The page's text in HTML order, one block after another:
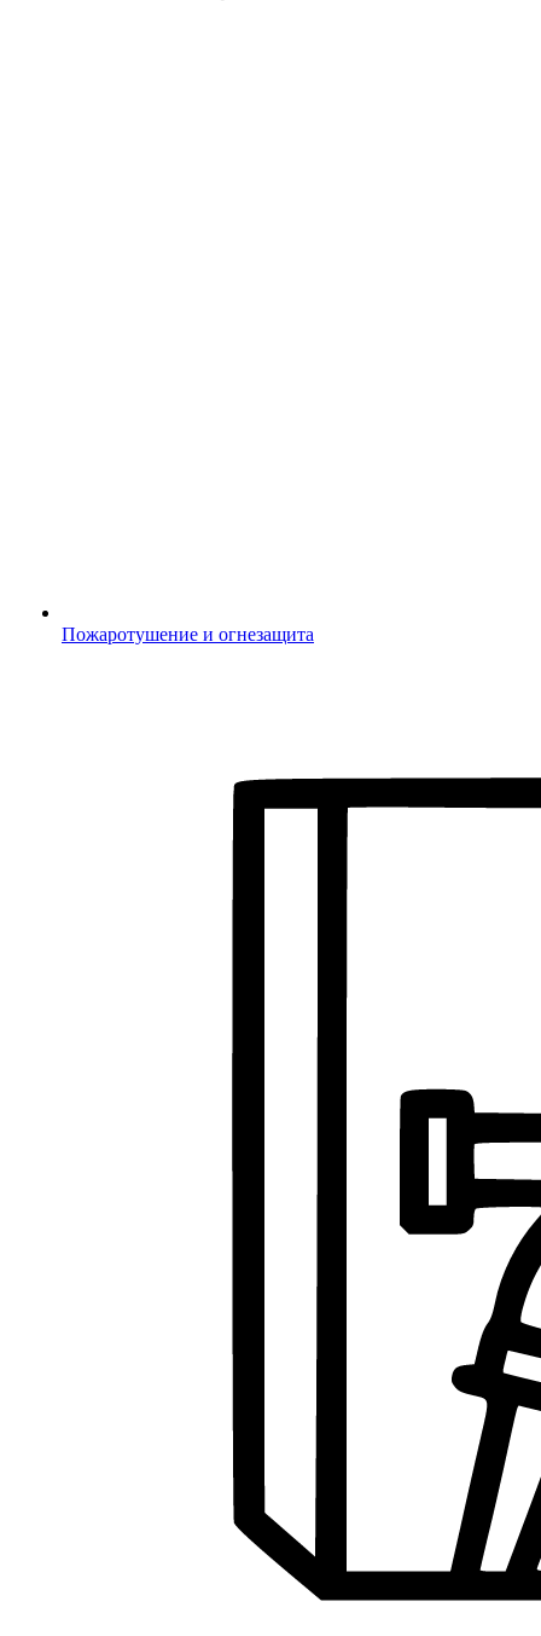
Пожаротушение и огнезащита